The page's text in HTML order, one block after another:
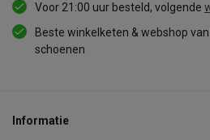
Voor 21:00 uur besteld, volgende
Beste winkelketen & webshop
schoenen
Informatie